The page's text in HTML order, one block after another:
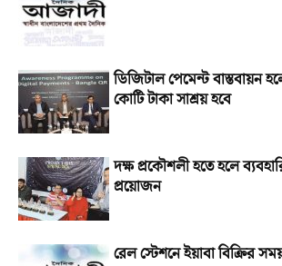
ডিজিটাল পেমেন্ট বাস্তবায়ন
কোটি টাকা সাশ্রয় হবে
দক্ষ প্রকৌশলী হতে হলে
প্রয়োজন
রেল স্টেশনে ইয়াবা বিক্রির